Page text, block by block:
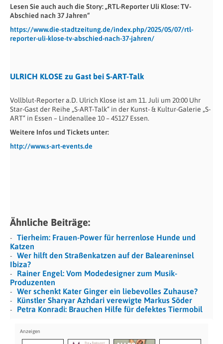
Lesen Sie auch auch die Story: „RTL-Reporter Uli Klose: TV-
Abschied nach 37 Jahren“
https://www.die-stadtzeitung.de/index.php/2025/05/07/rtl-
reporter-uli-klose-tv-abschied-nach-37-jahren/
ULRICH KLOSE zu Gast bei S-ART-Talk
Vollblut-Reporter a.D. Ulrich Klose ist am 11. Juli um 20:00 Uhr
Star-Gast der Reihe „S-ART-Talk“ in der Kunst- & Kultur-Galerie „S-
ART“ in Essen – Lindenallee 10 – 45127 Essen.
Weitere Infos und Tickets unter:
http://www.s-art-events.de
Ähnliche Beiträge:
Tierheim: Frauen-Power für herrenlose Hunde und
Katzen
Wer hilft den Straßenkatzen auf der Baleareninsel
Ibiza?
Rainer Engel: Vom Modedesigner zum Musik-
Produzenten
Wer schenkt Kater Ginger ein liebevolles Zuhause?
Künstler Sharyar Azhdari verewigte Markus Söder
Petra Konradi: Brauchen Hilfe für defektes Tiermobil